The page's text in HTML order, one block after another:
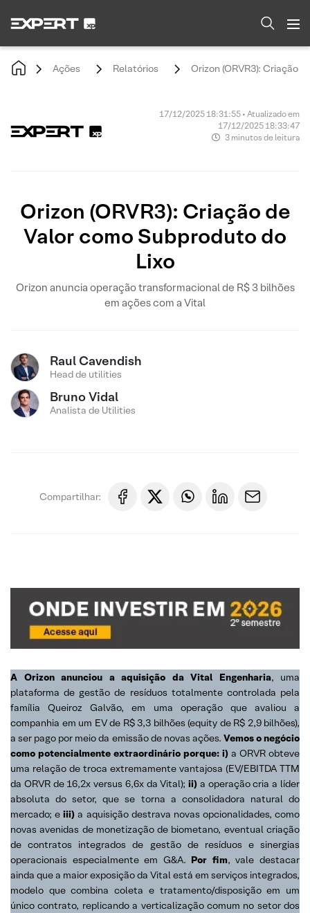
Ações Relatórios Orizon (ORVR3): Criação
17/12/2025 18:31:55 • Atualizado em
17/12/2025 18:33:47
3 minutos de leitura
Orizon (ORVR3): Criação de
Valor como Subproduto do
Lixo
Orizon anuncia operação transformacional de R$ 3 bilhões
em ações com a Vital
Raul Cavendish
Head de utilities
Bruno Vidal
Analista de Utilities
Compartilhar:
A Orizon anunciou a aquisição da Vital Engenharia, uma
plataforma de gestão de resíduos totalmente controlada pela
família Queiroz Galvão, em uma operação que avaliou a
companhia em um EV de R$ 3,3 bilhões (equity de R$ 2,9 bilhões),
a ser pago por meio da emissão de novas ações. Vemos o negócio
como potencialmente extraordinário porque: i) a ORVR obteve
uma relação de troca extremamente vantajosa (EV/EBITDA TTM
da ORVR de 16,2x versus 6,6x da Vital);ii) a operação cria a líder
absoluta do setor, que se torna a consolidadora natural do
mercado; eiii) a aquisição destrava novas opcionalidades, como
novas avenidas de monetização de biometano, eventual criação
de contratos integrados de gestão de resíduos e sinergias
operacionais especialmente em G&A. Por fim, vale destacar
ainda que a maior exposição da Vital está em serviços integrados,
modelo que combina coleta e tratamento/disposição em um
único contrato, replicando a verticalização comum no setor dos